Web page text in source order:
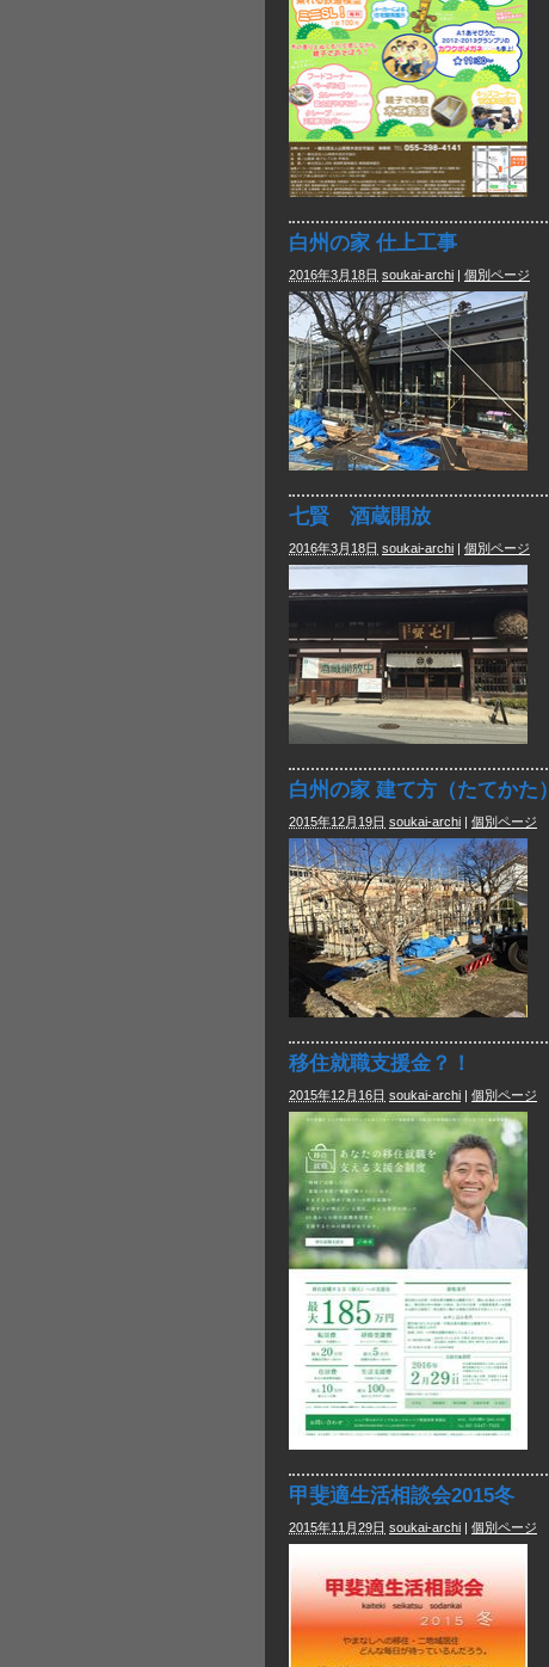
白州の家 仕上工事
2016年3月18日 soukai-archi | 個別ページ
七賢 酒蔵開放
2016年3月18日 soukai-archi | 個別ページ
白州の家 建て方（たてかた）
2015年12月19日 soukai-archi | 個別ページ
移住就職支援金？！
2015年12月16日 soukai-archi | 個別ページ
甲斐適生活相談会2015冬
2015年11月29日 soukai-archi | 個別ページ